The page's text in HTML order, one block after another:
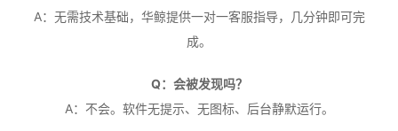
A：无需技术基础，华鲸提供一对一客服指导，几分钟即可完
成。
Q：会被发现吗？
A：不会。软件无提示、无图标、后台静默运行。